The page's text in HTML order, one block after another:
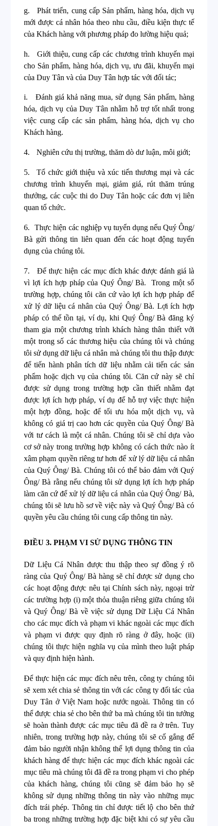
g.
Phát triển, cung cấp Sản phẩm, hàng hóa, dịch vụ
mới được cá nhân hóa theo nhu cầu, điều kiện thực tế
của Khách hàng với phương pháp đo lường hiệu quả;
h.
Giới thiệu, cung cấp các chương trình khuyến mại
cho Sản phẩm, hàng hóa, dịch vụ, ưu đãi, khuyến mại
của Duy Tân và của Duy Tân hợp tác với đối tác;
i.
Đánh giá khả năng mua, sử dụng Sản phẩm, hàng
hóa, dịch vụ của Duy Tân nhằm hỗ trợ tốt nhất trong
việc cung cấp các sản phẩm, hàng hóa, dịch vụ cho
Khách hàng.
4. Nghiên cứu thị trường, thăm dò dư luận, môi giới;
5.
Tổ chức giới thiệu và xúc tiến thương mại và các
chương trình khuyến mại, giảm giá, rút thăm trúng
thưởng, các cuộc thi do Duy Tân hoặc các đơn vị liên
quan tổ chức.
6.
Thực hiện các nghiệp vụ tuyển dụng nếu Quý Ông/
Bà gửi thông tin liên quan đến các hoạt động tuyển
dụng của chúng tôi.
7.
Để thực hiện các mục đích khác được đánh giá là
vì lợi ích hợp pháp của Quý Ông/ Bà. Trong một số
trường hợp, chúng tôi căn cứ vào lợi ích hợp pháp để
xử lý dữ liệu cá nhân của Quý Ông/ Bà. Lợi ích hợp
pháp có thể tồn tại, ví dụ, khi Quý Ông/ Bà đăng ký
tham gia một chương trình khách hàng thân thiết với
một trong số các thương hiệu của chúng tôi và chúng
tôi sử dụng dữ liệu cá nhân mà chúng tôi thu thập được
để tiến hành phân tích dữ liệu nhằm cải tiến các sản
phẩm hoặc dịch vụ của chúng tôi. Căn cứ này sẽ chỉ
được sử dụng trong trường hợp cần thiết nhằm đạt
được lợi ích hợp pháp, ví dụ để hỗ trợ việc thực hiện
một hợp đồng, hoặc để tối ưu hóa một dịch vụ, và
không có giá trị cao hơn các quyền của Quý Ông/ Bà
với tư cách là một cá nhân. Chúng tôi sẽ chỉ dựa vào
cơ sở này trong trường hợp không có cách thức nào ít
xâm phạm quyền riêng tư hơn để xử lý dữ liệu cá nhân
của Quý Ông/ Bà. Chúng tôi có thể bảo đảm với Quý
Ông/ Bà rằng nếu chúng tôi sử dụng lợi ích hợp pháp
làm căn cứ để xử lý dữ liệu cá nhân của Quý Ông/ Bà,
chúng tôi sẽ lưu hồ sơ về việc này và Quý Ông/ Bà có
quyền yêu cầu chúng tôi cung cấp thông tin này.
ĐIỀU 3. PHẠM VI SỬ DỤNG THÔNG TIN
Dữ Liệu Cá Nhân được thu thập theo sự đồng ý rõ
ràng của Quý Ông/ Bà hàng sẽ chỉ được sử dụng cho
các hoạt động được nêu tại Chính sách này, ngoại trừ
các trường hợp (i) một thỏa thuận riêng giữa chúng tôi
và Quý Ông/ Bà về việc sử dụng Dữ Liệu Cá Nhân
cho các mục đích và phạm vi khác ngoài các mục đích
và phạm vi được quy định rõ ràng ở đây, hoặc (ii)
chúng tôi thực hiện nghĩa vụ của mình theo luật pháp
và quy định hiện hành.
Để thực hiện các mục đích nêu trên, công ty chúng tôi
sẽ xem xét chia sẻ thông tin với các công ty đối tác của
Duy Tân ở Việt Nam hoặc nước ngoài. Thông tin có
thể được chia sẻ cho bên thứ ba mà chúng tôi tin tưởng
sẽ hoàn thành được các mục tiêu đã đề ra ở trên. Tuy
nhiên, trong trường hợp này, chúng tôi sẽ cố gắng để
đảm bảo người nhận không thể lợi dụng thông tin của
khách hàng để thực hiện các mục đích khác ngoài các
mục tiêu mà chúng tôi đã đề ra trong phạm vi cho phép
của khách hàng, chúng tôi cũng sẽ đảm bảo họ sẽ
không sử dụng những thông tin này vào những mục
đích trái phép. Thông tin chỉ được tiết lộ cho bên thứ
ba trong những trường hợp đặc biệt khi có sự yêu cầu